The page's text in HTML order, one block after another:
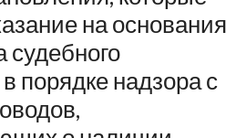
на основания
судебного
порядке надзора с